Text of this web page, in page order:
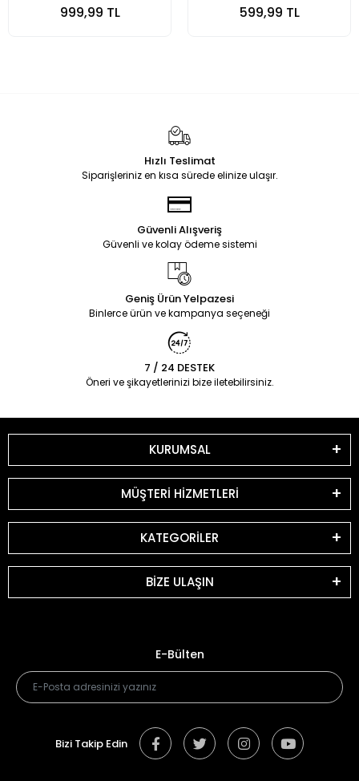
999,99 TL 599,99 TL
Hızlı Teslimat
Siparişleriniz en kısa sürede elinize ulaşır.
Güvenli Alışveriş
Güvenli ve kolay ödeme sistemi
Geniş Ürün Yelpazesi
Binlerce ürün ve kampanya seçeneği
7 / 24 DESTEK
Öneri ve şikayetlerinizi bize iletebilirsiniz.
KURUMSAL
MÜŞTERİ HİZMETLERİ
KATEGORİLER
BİZE ULAŞIN
E-Bülten
Bizi Takip Edin